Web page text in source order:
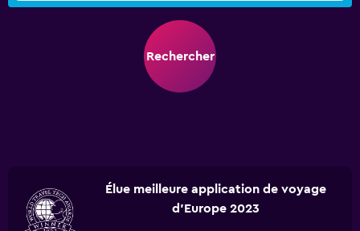
Rechercher
Élue meilleure application de voyage
d'Europe 2023